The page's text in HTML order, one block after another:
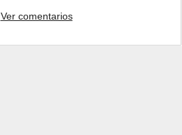
Ver comentarios